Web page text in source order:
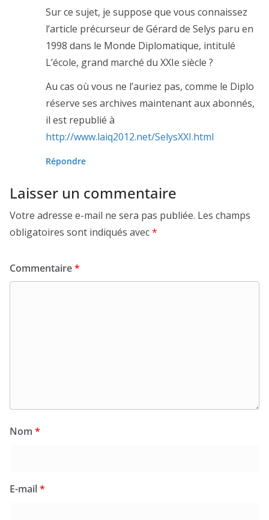
Sur ce sujet, je suppose que vous connaissez
l’article précurseur de Gérard de Selys paru en
1998 dans le Monde Diplomatique, intitulé
L’école, grand marché du XXIe siècle ?
Au cas où vous ne l’auriez pas, comme le Diplo
réserve ses archives maintenant aux abonnés,
il est republié à
http://www.laiq2012.net/SelysXXI.html
Répondre
Laisser un commentaire
Votre adresse e-mail ne sera pas publiée. Les champs
obligatoires sont indiqués avec*
Commentaire*
Nom *
E-mail*